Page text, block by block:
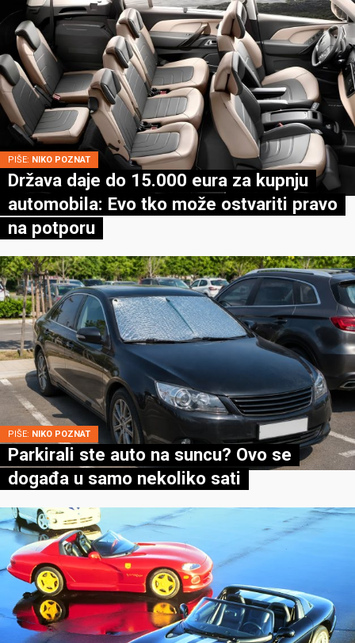
PIŠE: NIKO POZNAT
Država daje do 15.000 eura za kupnju
automobila: Evo tko može ostvariti pravo
na potporu
PIŠE: NIKO POZNAT
Parkirali ste auto na suncu? Ovo se
događa u samo nekoliko sati